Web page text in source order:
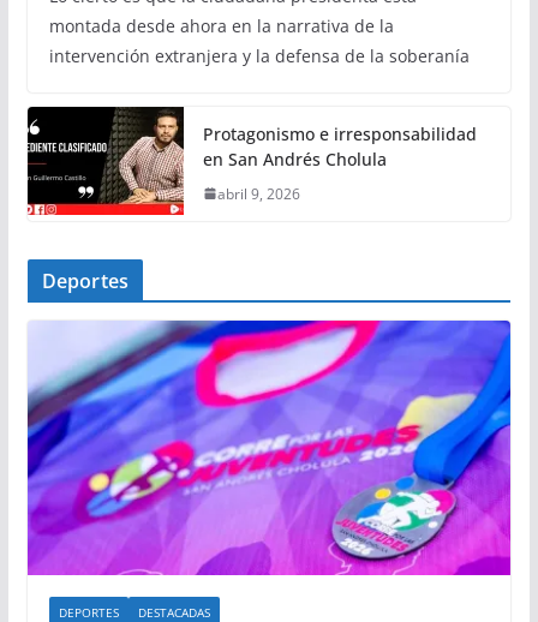
montada desde ahora en la narrativa de la
intervención extranjera y la defensa de la soberanía
Protagonismo e irresponsabilidad
en San Andrés Cholula
abril 9, 2026
Deportes
DEPORTES DESTACADAS